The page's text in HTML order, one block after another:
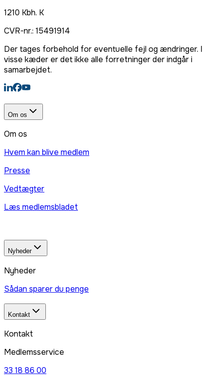
1210 Kbh. K
CVR-nr.: 15491914
Der tages forbehold for eventuelle fejl og ændringer. I
visse kæder er det ikke alle forretninger der indgår i
samarbejdet.
Om os
Om os
Hvem kan blive medlem
Presse
Vedtægter
Læs medlemsbladet
Nyheder
Nyheder
Sådan sparer du penge
Kontakt
Kontakt
Medlemsservice
33 18 86 00